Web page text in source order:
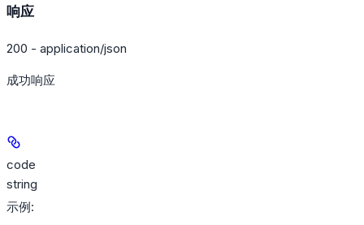
响应
200 - application/json
成功响应
code
string
示例: